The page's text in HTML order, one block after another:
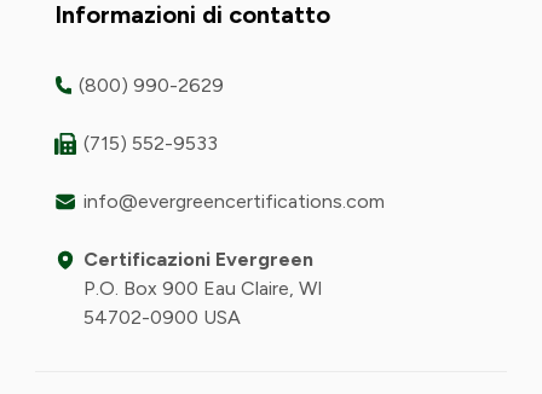
Informazioni di contatto
(800) 990-2629
(715) 552-9533
info@evergreencertifications.com
Certificazioni Evergreen
P.O. Box 900 Eau Claire, WI
54702-0900 USA